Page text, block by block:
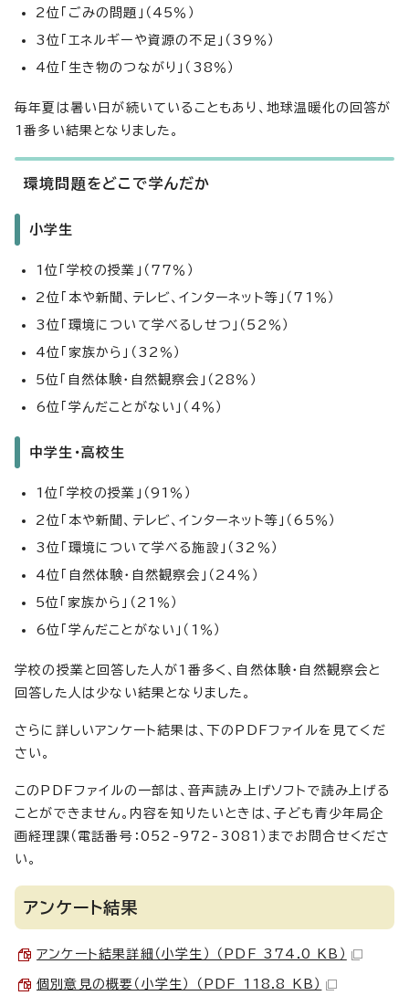
2位「ごみの問題」（45％）
3位「エネルギーや資源の不足」（39％）
4位「生き物のつながり」（38％）
毎年夏は暑い日が続いていることもあり、地球温暖化の回答が
1番多い結果となりました。
環境問題をどこで学んだか
小学生
1位「学校の授業」（77％）
2位「本や新聞、テレビ、インターネット等」（71％）
3位「環境について学べるしせつ」（52％）
4位「家族から」（32％）
5位「自然体験・自然観察会」（28％）
6位「学んだことがない」（4％）
中学生・高校生
1位「学校の授業」（91％）
2位「本や新聞、テレビ、インターネット等」（65％）
3位「環境について学べる施設」（32％）
4位「自然体験・自然観察会」（24％）
5位「家族から」（21％）
6位「学んだことがない」（1％）
学校の授業と回答した人が1番多く、自然体験・自然観察会と
回答した人は少ない結果となりました。
さらに詳しいアンケート結果は、下のPDFファイルを見てくだ
さい。
このPDFファイルの一部は、音声読み上げソフトで読み上げる
ことができません。内容を知りたいときは、子ども青少年局企
画経理課（電話番号：052-972-3081）までお問合せくださ
い。
アンケート結果
アンケート結果詳細（小学生） （PDF 374.0 KB）
個別意見の概要（小学生） （PDF 118.8 KB）